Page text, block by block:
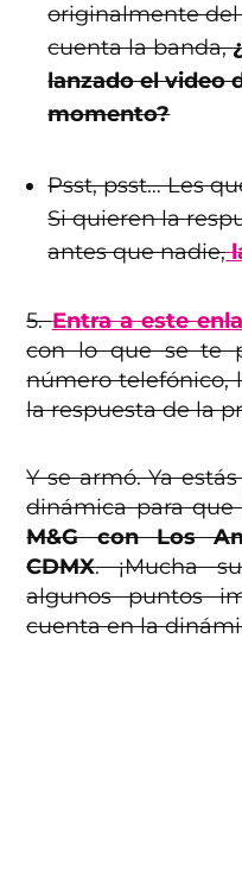
originalmente del
cuenta la banda,
lanzado el video
momento?
Psst, psst… Les
Si quieren la
antes que nadie,
5.Entra a este
con lo que se te
número telefónico,
la respuesta de la
Y se armó. Ya
dinámica para que
M&G con Los
CDMX. ¡Mucha
algunos puntos
cuenta en la